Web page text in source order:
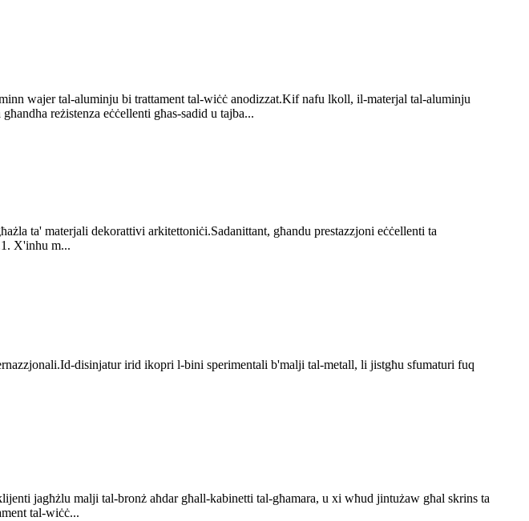
wajer tal-aluminju bi trattament tal-wiċċ anodizzat.Kif nafu lkoll, il-materjal tal-aluminju
reżistenza eċċellenti għas-sadid u tajba...
ta' materjali dekorattivi arkitettoniċi.Sadanittant, għandu prestazzjoni eċċellenti ta
X'inhu m...
disinjatur irid ikopri l-bini sperimentali b'malji tal-metall, li jistgħu sfumaturi fuq
jagħżlu malji tal-bronż aħdar għall-kabinetti tal-għamara, u xi wħud jintużaw għal skrins ta
tal-wiċċ...